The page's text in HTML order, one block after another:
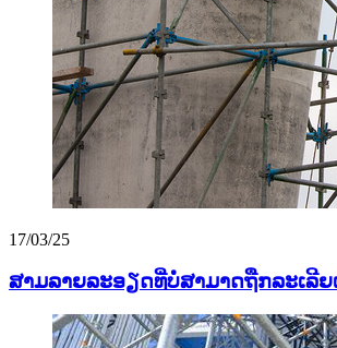
17/03/25
ສາມລາຍລະອຽດທີ່ບໍ່ສາມາດຖືກລະເລີຍ